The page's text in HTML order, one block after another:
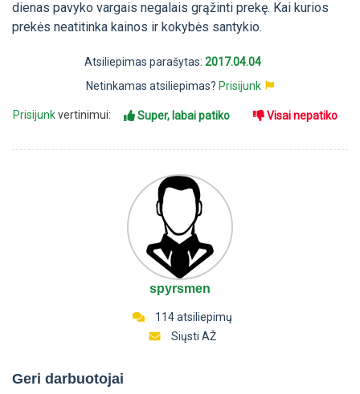
dienas pavyko vargais negalais grąžinti prekę. Kai kurios
prekės neatitinka kainos ir kokybės santykio.
Atsiliepimas parašytas: 2017.04.04
Netinkamas atsiliepimas? Prisijunk
Prisijunkvertinimui: Super, labai patiko Visai nepatiko
spyrsmen
114 atsiliepimų
Siųsti AŽ
Geri darbuotojai